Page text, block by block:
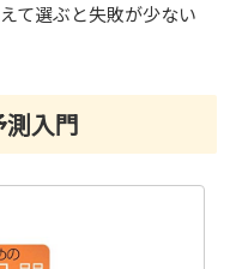
て選ぶと失敗が少ない
入門